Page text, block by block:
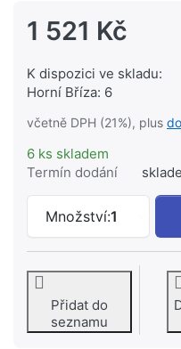
1 521 Kč
K dispozici ve skladu:
Horní Bříza: 6
včetně DPH (21%), plus
6 ks skladem
Termín dodání
Množství:1
IS
Přidat do
seznamu